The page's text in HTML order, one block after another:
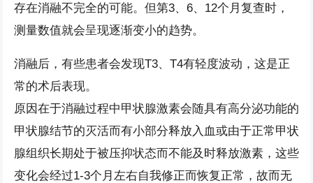
存在消融不完全的可能。但第3、6、12个月复查时，
测量数值就会呈现逐渐变小的趋势。
消融后，有些患者会发现T3、T4有轻度波动，这是正
常的术后表现。
原因在于消融过程中甲状腺激素会随具有高分泌功能的
甲状腺结节的灭活而有小部分释放入血或由于正常甲状
腺组织长期处于被压抑状态而不能及时释放激素，这些
变化会经过1-3个月左右自我修正而恢复正常，故而无